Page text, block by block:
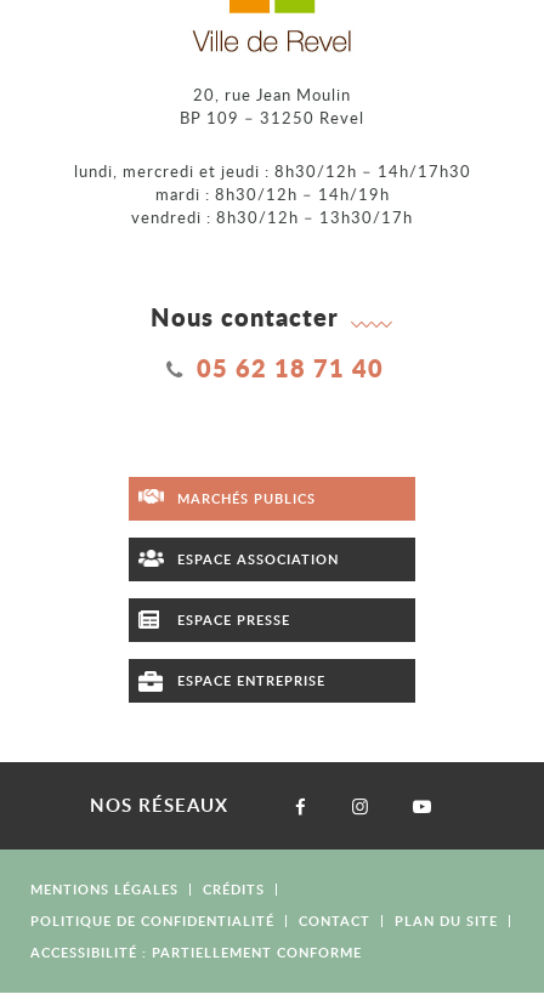
20, rue Jean Moulin
BP 109 – 31250 Revel
lundi, mercredi et jeudi : 8h30/12h – 14h/17h30
mardi : 8h30/12h – 14h/19h
vendredi : 8h30/12h – 13h30/17h
Nous contacter
05 62 18 71 40
MARCHÉS PUBLICS
ESPACE ASSOCIATION
ESPACE PRESSE
ESPACE ENTREPRISE
NOS RÉSEAUX
MENTIONS LÉGALES
CRÉDITS
POLITIQUE DE CONFIDENTIALITÉ
CONTACT
PLAN DU SITE
ACCESSIBILITÉ : PARTIELLEMENT CONFORME